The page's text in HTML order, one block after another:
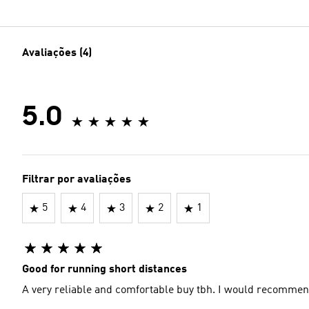
Avaliações (4)
5.0
Filtrar por avaliações
5 4 3 2 1
Good for running short distances
A very reliable and comfortable buy tbh. I would